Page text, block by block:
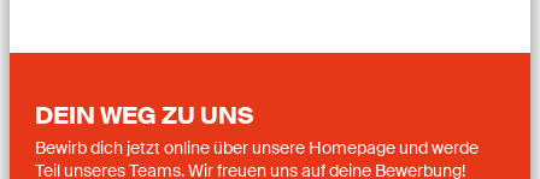
DEIN WEG ZU UNS
Bewirb dich jetzt online über unsere Homepage und werde
Teil unseres Teams. Wir freuen uns auf deine Bewerbung!